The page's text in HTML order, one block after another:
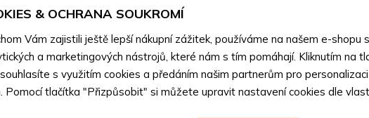
nekoženého zboží
Hnědý
Jillen
& OCHRANA SOUKROMÍ
Vám zajistili ještě lepší nákupní zážitek, používáme na našem e-shopu
a marketingových nástrojů, které nám s tím pomáhají. Kliknutím na
s využitím cookies a předáním našim partnerům pro
Pomocí tlačítka "Přizpůsobit" si můžete upravit nastavení cookies dle